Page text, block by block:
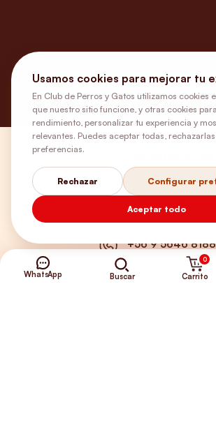
Envíos Gratis
+56 9 5646 8188
WhatsApp Buscar
0
Carrito
Usamos cookies para mejorar tu
En Club de Perros y Gatos utilizamos cookies
que nuestro sitio funcione, y otras cookies
rendimiento, personalizar tu experiencia y
relevantes. Puedes aceptar todas,
preferencias.
Rechazar Configurar
Aceptar todo